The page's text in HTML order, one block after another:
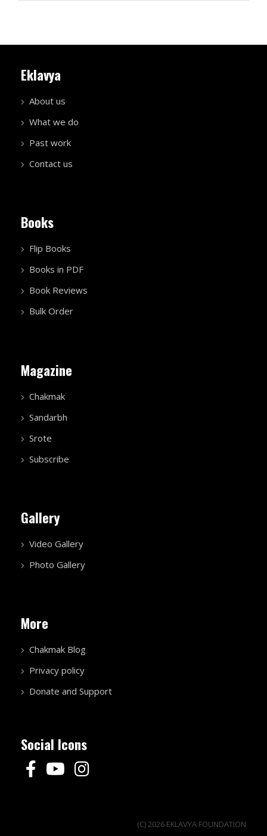
Eklavya
About us
What we do
Past work
Contact us
Books
Flip Books
Books in PDF
Book Reviews
Bulk Order
Magazine
Chakmak
Sandarbh
Srote
Subscribe
Gallery
Video Gallery
Photo Gallery
More
Chakmak Blog
Privacy policy
Donate and Support
Social Icons
(C) 2026 EKLAVYA FOUNDATION